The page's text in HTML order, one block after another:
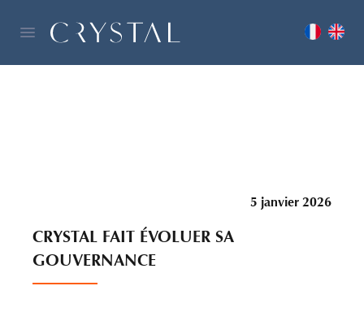
5 janvier 2026
CRYSTAL FAIT ÉVOLUER SA
GOUVERNANCE